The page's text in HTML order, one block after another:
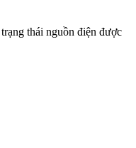
thái nguồn điện được